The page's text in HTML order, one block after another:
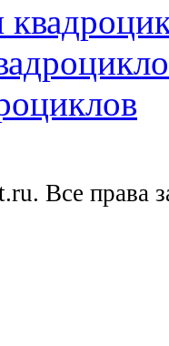
Все права